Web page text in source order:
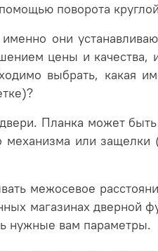
поворота
они
цены и
выбрать, какая
Планка может
или
межосевое
магазинах дверной
нужные вам параметры.